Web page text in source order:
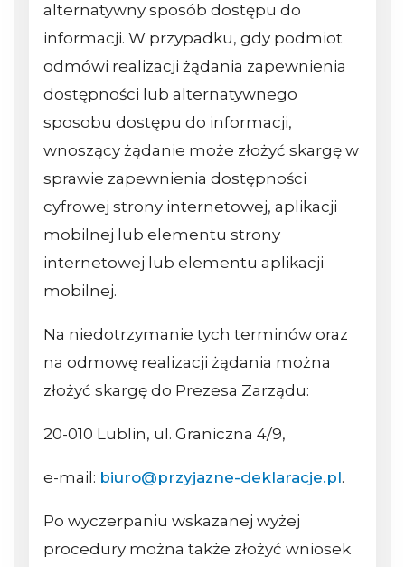
alternatywny sposób dostępu do
informacji. W przypadku, gdy podmiot
odmówi realizacji żądania zapewnienia
dostępności lub alternatywnego
sposobu dostępu do informacji,
wnoszący żądanie może złożyć skargę w
sprawie zapewnienia dostępności
cyfrowej strony internetowej, aplikacji
mobilnej lub elementu strony
internetowej lub elementu aplikacji
mobilnej.
Na niedotrzymanie tych terminów oraz
na odmowę realizacji żądania można
złożyć skargę do Prezesa Zarządu:
20-010 Lublin, ul. Graniczna 4/9,
e-mail: biuro@przyjazne-deklaracje.pl.
Po wyczerpaniu wskazanej wyżej
procedury można także złożyć wniosek